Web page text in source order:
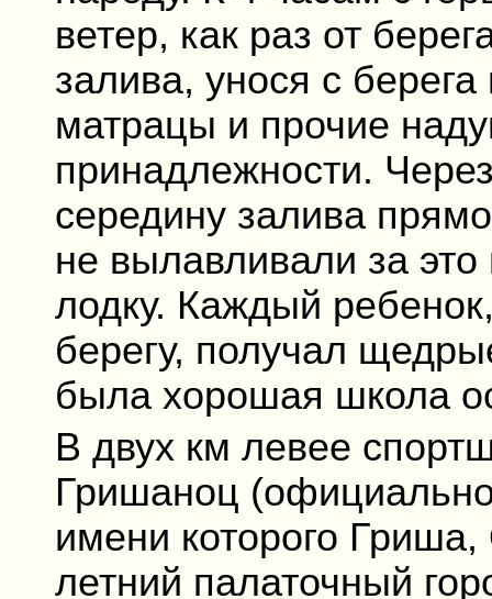
ветер, как раз от
залива, унося с
матрацы и прочие
принадлежности.
середину залива
не вылавливали за
лодку. Каждый
берегу, получал
была хорошая школа
В двух км левее
Гришаноц
имени которого
летний палаточный